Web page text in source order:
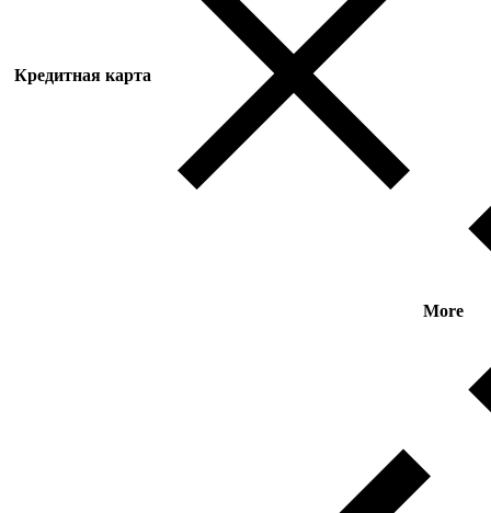
Кредитная карта
More